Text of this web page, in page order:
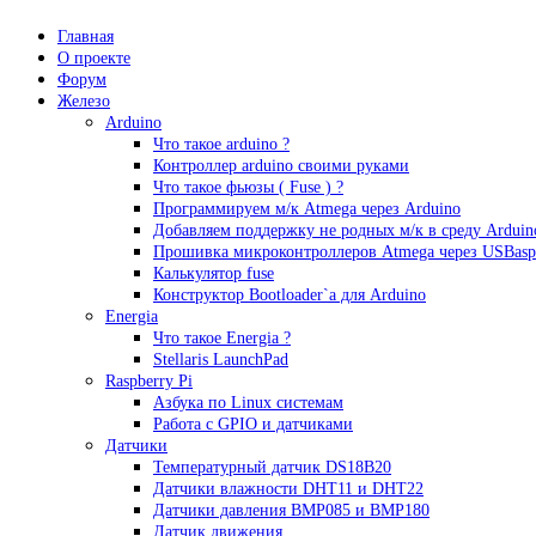
Главная
О проекте
Форум
Железо
Arduino
Что такое аrduino ?
Контроллер arduino своими руками
Что такое фьюзы ( Fuse ) ?
Программируем м/к Atmega через Arduino
Добавляем поддержку не родных м/к в среду
Прошивка микроконтроллеров Atmega через USBasp
Калькулятор fuse
Конструктор Bootloader`а для Arduino
Energia
Что такое Energia ?
Stellaris LaunchPad
Raspberry Pi
Азбука по Linux системам
Работа с GPIO и датчиками
Датчики
Температурный датчик DS18B20
Датчики влажности DHT11 и DHT22
Датчики давления BMP085 и BMP180
Датчик движения